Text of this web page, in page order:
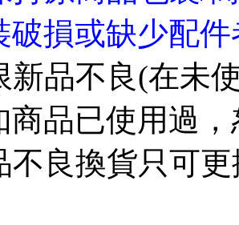
破損或缺少配
新品不良(在未
商品已使用過
不良換貨只可